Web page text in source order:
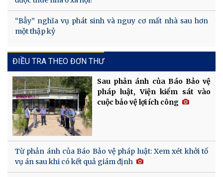
“Bẫy” nghĩa vụ phát sinh và nguy cơ mất nhà sau hơn
một thập kỷ
ĐIỀU TRA THEO ĐƠN THƯ
Sau phản ánh của Báo Bảo vệ
pháp luật, Viện kiểm sát vào
cuộc bảo vệ lợi ích công
Từ phản ánh của Báo Bảo vệ pháp luật: Xem xét khởi tố
vụ án sau khi có kết quả giám định